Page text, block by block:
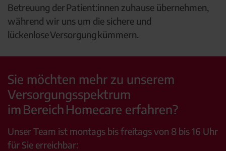
Betreuung der Patient:innen zuhause übernehmen,
während wir uns um die sichere und
lückenlose Versorgung kümmern.
Sie möchten mehr zu unserem
Versorgungsspektrum
im Bereich Homecare erfahren?
Unser Team ist montags bis freitags von 8 bis 16 Uhr
für Sie erreichbar: